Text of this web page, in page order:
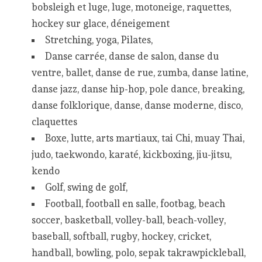
bobsleigh et luge, luge, motoneige, raquettes,
hockey sur glace, déneigement
Stretching, yoga, Pilates,
Danse carrée, danse de salon, danse du
ventre, ballet, danse de rue, zumba, danse latine,
danse jazz, danse hip-hop, pole dance, breaking,
danse folklorique, danse, danse moderne, disco,
claquettes
Boxe, lutte, arts martiaux, tai Chi, muay Thai,
judo, taekwondo, karaté, kickboxing, jiu-jitsu,
kendo
Golf, swing de golf,
Football, football en salle, footbag, beach
soccer, basketball, volley-ball, beach-volley,
baseball, softball, rugby, hockey, cricket,
handball, bowling, polo, sepak takrawpickleball,